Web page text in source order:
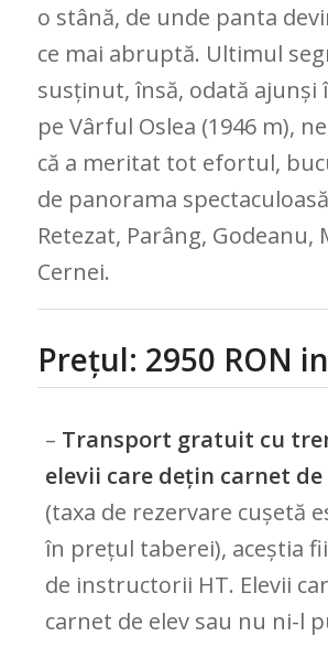
o stână, de unde panta
ce mai abruptă. Ultimul
susținut, însă, odată ajunși
pe Vârful Oslea (1946 m),
că a meritat tot efortul,
de panorama
Retezat, Parâng, Godeanu,
Cernei.
Prețul: 2950 RON
– Transport gratuit cu
elevii care dețin carnet
(taxa de rezervare cușetă
în prețul taberei), aceștia
de instructorii HT. Elevii
carnet de elev sau nu ni-l